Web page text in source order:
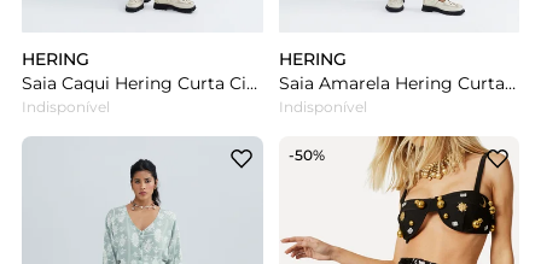
HERING
Saia Caqui Hering Curta Cintura Alta Cargo
Indisponível
HERING
Saia Amarela Hering Curta Pareô Estampada Em Viscolinho
Indisponível
-50%